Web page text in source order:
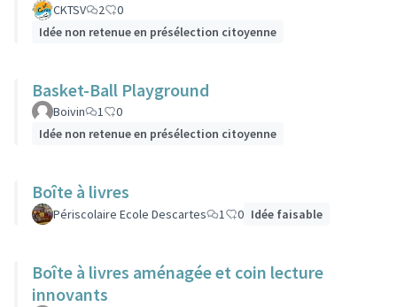
CKTSV 2
0
Idée non retenue en présélection citoyenne
Basket-Ball Playground
Boivin 1
0
Idée non retenue en présélection citoyenne
Boîte à livres
Périscolaire Ecole Descartes 1 0 Idée faisable
Boîte à livres aménagée et coin lecture
innovants